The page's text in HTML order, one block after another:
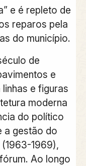
e é repleto de
reparos pela
do município.
de
e
e figuras
moderna
do político
a gestão do
1969),
Ao longo